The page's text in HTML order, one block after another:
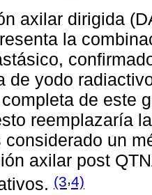
axilar dirigida
la
de yodo
de este
reemplazaría
considerado un
axilar post
(3,4)